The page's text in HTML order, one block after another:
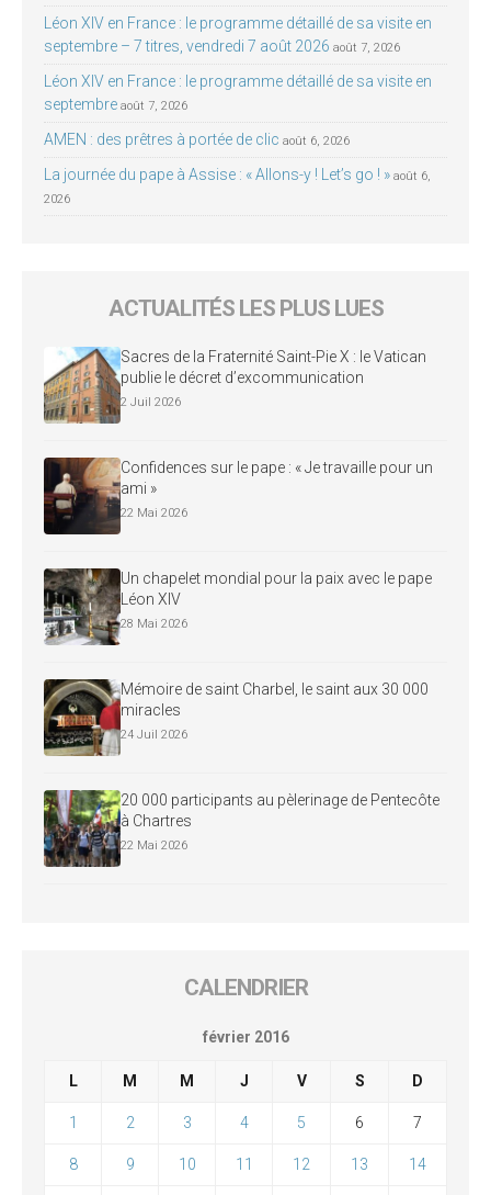
Léon XIV en France : le programme détaillé de sa visite en
septembre – 7 titres, vendredi 7 août 2026 août 7, 2026
Léon XIV en France : le programme détaillé de sa visite en
septembre août 7, 2026
AMEN : des prêtres à portée de clic août 6, 2026
La journée du pape à Assise : « Allons-y ! Let’s go ! » août 6,
2026
ACTUALITÉS LES PLUS LUES
Sacres de la Fraternité Saint-Pie X : le Vatican
publie le décret d’excommunication
2 Juil 2026
Confidences sur le pape : « Je travaille pour un
ami »
22 Mai 2026
Un chapelet mondial pour la paix avec le pape
Léon XIV
28 Mai 2026
Mémoire de saint Charbel, le saint aux 30 000
miracles
24 Juil 2026
20 000 participants au pèlerinage de Pentecôte
à Chartres
22 Mai 2026
CALENDRIER
février 2016
L M M J V S D
1 2 3 4 5 6 7
8 9 10 11 12 13 14